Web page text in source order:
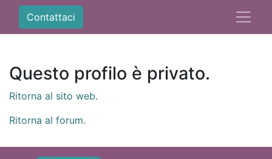
Contattaci
Questo profilo è privato.
Ritorna al sito web.
Ritorna al forum.